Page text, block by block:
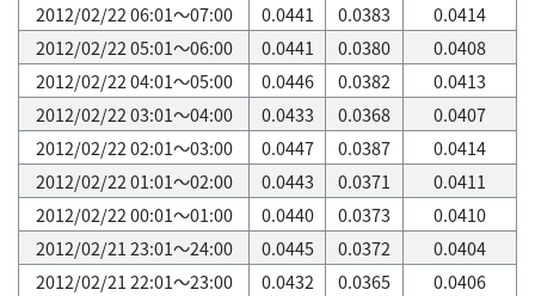
2012/02/22 06:01～07:00
0.0441 0.0383
0.0414
2012/02/22 05:01～06:00
0.0441 0.0380
0.0408
2012/02/22 04:01～05:00
0.0446 0.0382
0.0413
2012/02/22 03:01～04:00
0.0433 0.0368
0.0407
2012/02/22 02:01～03:00
0.0447 0.0387
0.0414
2012/02/22 01:01～02:00
0.0443 0.0371
0.0411
2012/02/22 00:01～01:00
0.0440 0.0373
0.0410
2012/02/21 23:01～24:00
0.0445 0.0372
0.0404
2012/02/21 22:01～23:00
0.0432 0.0365
0.0406